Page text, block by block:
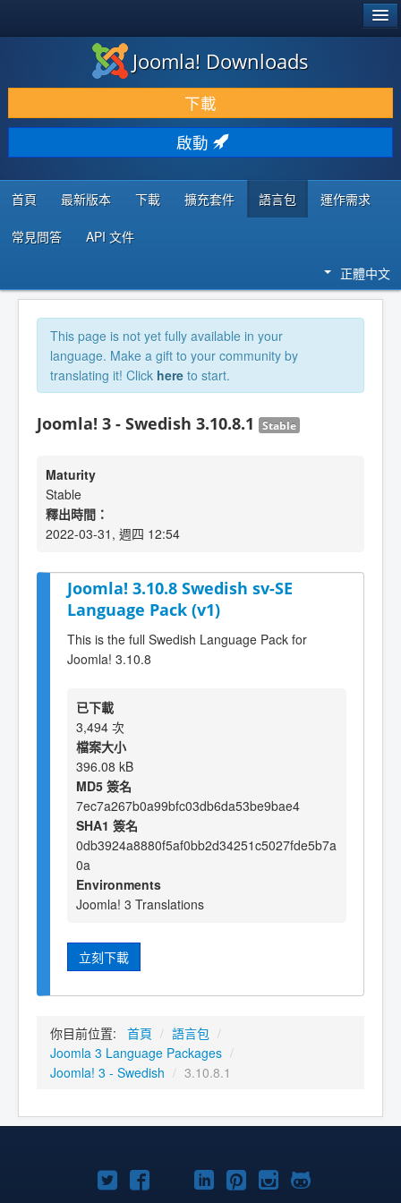
下載 & 擴充
發現 & 學習
社群 & 支援
程式者資源
Joomla! Downloads
下載
啟動
首頁 最新版本 下載 擴充套件 語言包 運作需求
常見問答 API 文件
正體中文
This page is not yet fully available in your
language. Make a gift to your community by
translating it! Click here to start.
Joomla! 3 - Swedish 3.10.8.1 Stable
Maturity
Stable
釋出時間：
2022-03-31, 週四 12:54
Joomla! 3.10.8 Swedish sv-SE
Language Pack (v1)
This is the full Swedish Language Pack for
Joomla! 3.10.8
已下載
3,494 次
檔案大小
396.08 kB
MD5 簽名
7ec7a267b0a99bfc03db6da53be9bae4
SHA1 簽名
0db3924a8880f5af0bb2d34251c5027fde5b7a
0a
Environments
Joomla! 3 Translations
立刻下載
你目前位置: 首頁 / 語言包 /
Joomla 3 Language Packages /
Joomla! 3 - Swedish / 3.10.8.1
TwitterFacebookYouTube
Linkedln
Pinterest
Instagram
GitHub